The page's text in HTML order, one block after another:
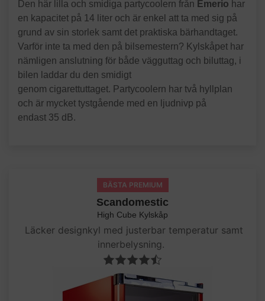
Den här lilla och smidiga partycoolern från Emerio har
en kapacitet på 14 liter och är enkel att ta med sig på
grund av sin storlek samt det praktiska bärhandtaget.
Varför inte ta med den på bilsemestern? Kylskåpet har
nämligen anslutning för både vägguttag och biluttag, i
bilen laddar du den smidigt
genom cigarettuttaget. Partycoolern har två hyllplan
och är mycket tystgående med en ljudnivp på
endast 35 dB.
BÄSTA PREMIUM
Scandomestic
High Cube Kylskåp
Läcker designkyl med justerbar temperatur samt
innerbelysning.